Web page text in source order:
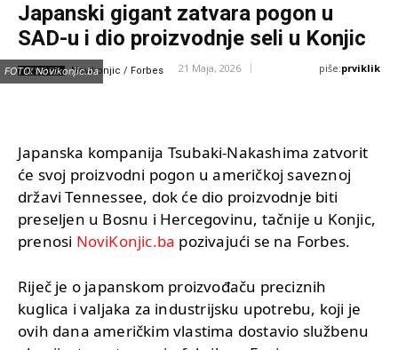
Japanski gigant zatvara pogon u
SAD-u i dio proizvodnje seli u Konjic
IZVOR: Novikonjic / Forbes 21 Maja, 2026 piše:prviklik
FOTO: Novikonjic.ba
Japanska kompanija Tsubaki-Nakashima zatvorit
će svoj proizvodni pogon u američkoj saveznoj
državi Tennessee, dok će dio proizvodnje biti
preseljen u Bosnu i Hercegovinu, tačnije u Konjic,
prenosi NoviKonjic.ba pozivajući se na Forbes.
Riječ je o japanskom proizvođaču preciznih
kuglica i valjaka za industrijsku upotrebu, koji je
ovih dana američkim vlastima dostavio službenu